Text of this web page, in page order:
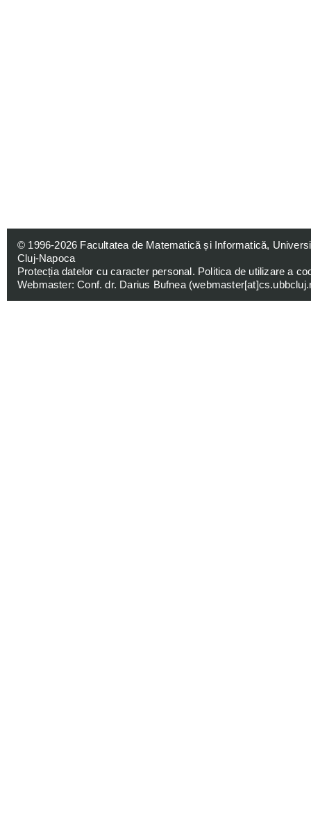
© 1996-2026 Facultatea de Matematică și Informatică,
Cluj-Napoca
Protecția datelor cu caracter personal. Politica de utilizare a
Webmaster: Conf. dr. Darius Bufnea (